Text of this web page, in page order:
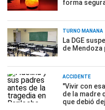
forma
TURNO MAÑANA
La DGE
de Mendoza
ACCIDENTE
"Vivir con
de la madre
que debió